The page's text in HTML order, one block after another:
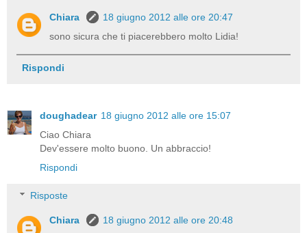
Chiara
18 giugno 2012 alle ore 20:47
sono sicura che ti piacerebbero molto Lidia!
Rispondi
doughadear 18 giugno 2012 alle ore 15:07
Ciao Chiara
Dev'essere molto buono. Un abbraccio!
Rispondi
Risposte
Chiara
18 giugno 2012 alle ore 20:48